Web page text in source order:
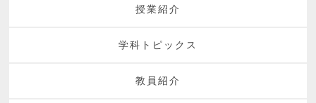
授業紹介
学科トピックス
教員紹介